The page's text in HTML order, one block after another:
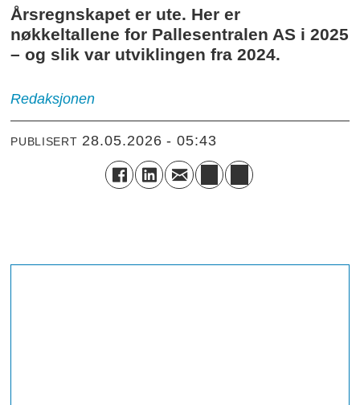
Årsregnskapet er ute. Her er
nøkkeltallene for Pallesentralen AS i 2025
– og slik var utviklingen fra 2024.
Redaksjonen
PUBLISERT 28.05.2026 - 05:43